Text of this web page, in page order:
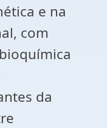
e na
com
da